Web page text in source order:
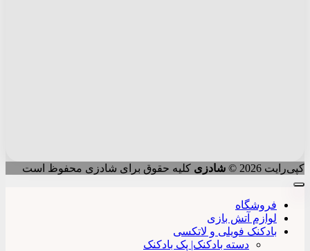
شادزیکلیه حقوق برای شادزی محفوظ است
آتش بازی
فویلی و لاتکسی
دسته بادکنک| پک بادکنک